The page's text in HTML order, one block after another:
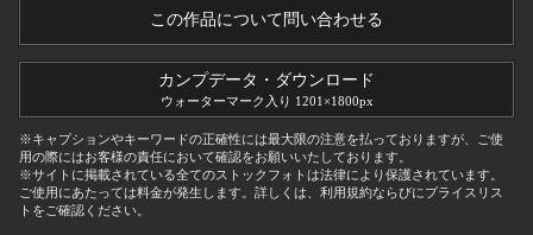
この作品について問い合わせる
カンプデータ・ダウンロード
ウォーターマーク入り 1201×1800px
※キャプションやキーワードの正確性には最大限の注意を払っておりますが、ご使
用の際にはお客様の責任において確認をお願いいたしております。
※サイトに掲載されている全てのストックフォトは法律により保護されています。
ご使用にあたっては料金が発生します。詳しくは、利用規約ならびにプライスリス
トをご確認ください。